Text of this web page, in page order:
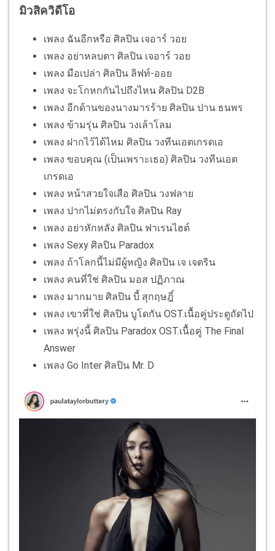
มิวสิควิดีโอ
เพลง ฉันอีกหรือ ศิลปิน เจอาร์ วอย
เพลง อย่าหลบตา ศิลปิน เจอาร์ วอย
เพลง มือเปล่า ศิลปิน ลิฟท์-ออย
เพลง จะโกหกกันไปถึงไหน ศิลปิน D2B
เพลง อีกด้านของนางมารร้าย ศิลปิน ปาน ธนพร
เพลง ข้ามรุ่น ศิลปิน วงเล้าโลม
เพลง ฝากไว้ได้ไหม ศิลปิน วงทีนเอตเกรดเอ
เพลง ขอบคุณ (เป็นเพราะเธอ) ศิลปิน วงทีนเอต
เกรดเอ
เพลง หน้าสวยใจเสือ ศิลปิน วงฟลาย
เพลง ปากไม่ตรงกับใจ ศิลปิน Ray
เพลง อย่าหักหลัง ศิลปิน ฟาเรนไฮต์
เพลง Sexy ศิลปิน Paradox
เพลง ถ้าโลกนี้ไม่มีผู้หญิง ศิลปิน เจ เจตริน
เพลง คนที่ใช่ ศิลปิน มอส ปฏิภาณ
เพลง มากมาย ศิลปิน บี้ สุกฤษฎิ์
เพลง เขาที่ใช่ ศิลปิน บูโดกัน OST.เนื้อคู่ประตูถัดไป
เพลง พรุ่งนี้ ศิลปิน Paradox OST.เนื้อคู่ The Final
Answer
เพลง Go Inter ศิลปิน Mr. D